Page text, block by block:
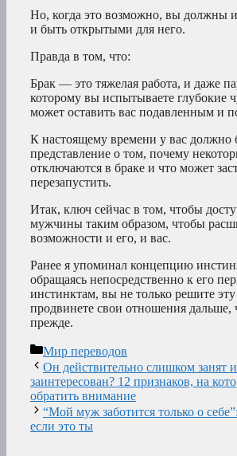
Но, когда это возможно, вы должны
и быть открытыми для него.
Правда в том, что:
Брак — это тяжелая работа, и даже
которому вы испытываете глубокие
может оставить вас подавленным и
К настоящему времени у вас должно
представление о том, почему
отключаются в браке и что может
перезапустить.
Итак, ключ сейчас в том, чтобы
мужчины таким образом, чтобы
возможности и его, и вас.
Ранее я упоминал концепцию
обращаясь непосредственно к его
инстинктам, вы не только решите
продвинете свои отношения дальше,
прежде.
Рубрики
Мир переводов
Он действительно слишком занят
заинтересован? 12 признаков, на
обратить внимание
“Мой муж заботится только о
если это ты